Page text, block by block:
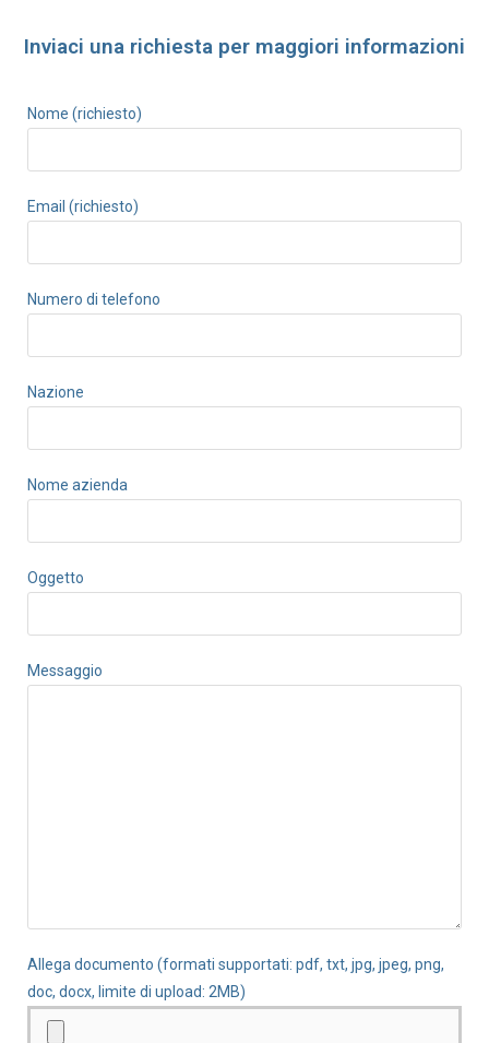
Inviaci una richiesta per maggiori informazioni​
Nome (richiesto)
Email (richiesto)
Numero di telefono
Nazione
Nome azienda
Oggetto
Messaggio
Allega documento (formati supportati: pdf, txt, jpg, jpeg, png,
doc, docx, limite di upload: 2MB)